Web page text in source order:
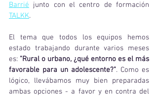
Barrié
TALKK.
El tema que todos los equipos hemos
estado trabajando durante varios meses
es: "Rural o urbano, ¿qué entorno es el más
favorable para un adolescente?". Como es
lógico, llevábamos muy bien preparadas
ambas opciones - a favor y en contra del